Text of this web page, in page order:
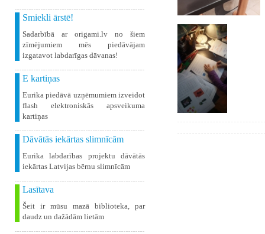
Smiekli ārstē!
Sadarbībā ar origami.lv no šiem
zīmējumiem mēs piedāvājam
izgatavot labdarīgas dāvanas!
E kartiņas
Eurika piedāvā uzņēmumiem izveidot
flash elektroniskās apsveikuma
kartiņas
Dāvātās iekārtas slimnīcām
Eurika labdarības projektu dāvātās
iekārtas Latvijas bērnu slimnīcām
Lasītava
Šeit ir mūsu mazā biblioteka, par
daudz un dažādām lietām